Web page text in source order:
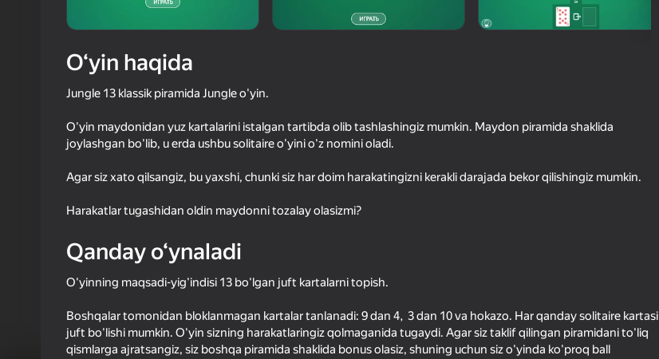
Oʻyinchilar bergan baho
Oʻyin haqida batafsil
O‘yin haqida
Jungle 13 klassik piramida Jungle o'yin.
O'yin maydonidan yuz kartalarini istalgan tartibda olib tashlashingiz mumkin. Maydon piramida shaklida
joylashgan bo'lib, u erda ushbu solitaire o'yini o'z nomini oladi.
Agar siz xato qilsangiz, bu yaxshi, chunki siz har doim harakatingizni kerakli darajada bekor qilishingiz mumkin.
Harakatlar tugashidan oldin maydonni tozalay olasizmi?
Qanday o‘ynaladi
O'yinning maqsadi-yig'indisi 13 bo'lgan juft kartalarni topish.
Boshqalar tomonidan bloklanmagan kartalar tanlanadi: 9 dan 4, 3 dan 10 va hokazo. Har qanday solitaire kartasi
juft bo'lishi mumkin. O'yin sizning harakatlaringiz qolmaganida tugaydi. Agar siz taklif qilingan piramidani to'liq
qismlarga ajratsangiz, siz boshqa piramida shaklida bonus olasiz, shuning uchun siz o'yinda ko'proq ball